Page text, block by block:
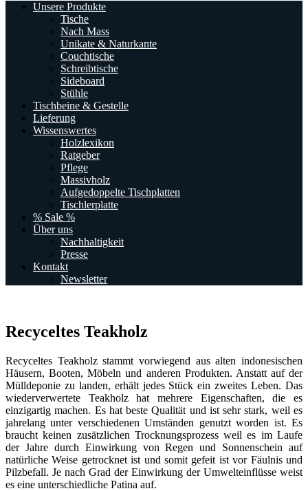
Unsere Produkte
Tische
Nach Mass
Unikate & Naturkante
Couchtische
Schreibtische
Sideboard
Stühle
Tischbeine & Gestelle
Lieferung
Wissenswertes
Holzlexikon
Ratgeber
Pflege
Massivholz
Aufgedoppelte Tischplatten
Tischlerplatte
% Sale %
Über uns
Nachhaltigkeit
Presse
Kontakt
Newsletter
Recyceltes Teakholz
Recyceltes Teakholz stammt vorwiegend aus alten indonesischen
Häusern, Booten, Möbeln und anderen Produkten. Anstatt auf der
Mülldeponie zu landen, erhält jedes Stück ein zweites Leben. Das
wiederverwertete Teakholz hat mehrere Eigenschaften, die es
einzigartig machen. Es hat beste Qualität und ist sehr stark, weil es
jahrelang unter verschiedenen Umständen genutzt worden ist. Es
braucht keinen zusätzlichen Trocknungsprozess weil es im Laufe
der Jahre durch Einwirkung von Regen und Sonnenschein auf
natürliche Weise getrocknet ist und somit gefeit ist vor Fäulnis und
Pilzbefall. Je nach Grad der Einwirkung der Umwelteinflüsse weist
es eine unterschiedliche Patina auf.